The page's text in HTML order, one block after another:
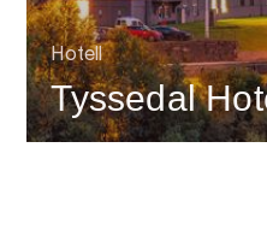
Hotell
Tyssedal